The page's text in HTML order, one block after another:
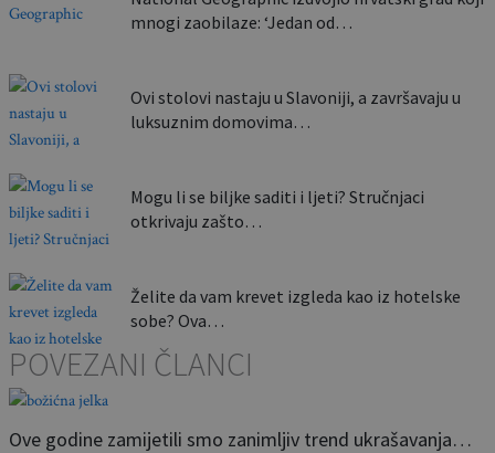
mnogi zaobilaze: ‘Jedan od…
Ovi stolovi nastaju u Slavoniji, a završavaju u
luksuznim domovima…
Mogu li se biljke saditi i ljeti? Stručnjaci
otkrivaju zašto…
Želite da vam krevet izgleda kao iz hotelske
sobe? Ova…
POVEZANI ČLANCI
Ove godine zamijetili smo zanimljiv trend ukrašavanja…